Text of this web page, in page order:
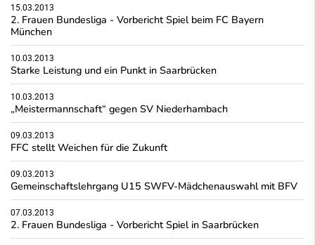
15.03.2013
2. Frauen Bundesliga - Vorbericht Spiel beim FC Bayern
München
10.03.2013
Starke Leistung und ein Punkt in Saarbrücken
10.03.2013
„Meistermannschaft“ gegen SV Niederhambach
09.03.2013
FFC stellt Weichen für die Zukunft
09.03.2013
Gemeinschaftslehrgang U15 SWFV-Mädchenauswahl mit BFV
07.03.2013
2. Frauen Bundesliga - Vorbericht Spiel in Saarbrücken